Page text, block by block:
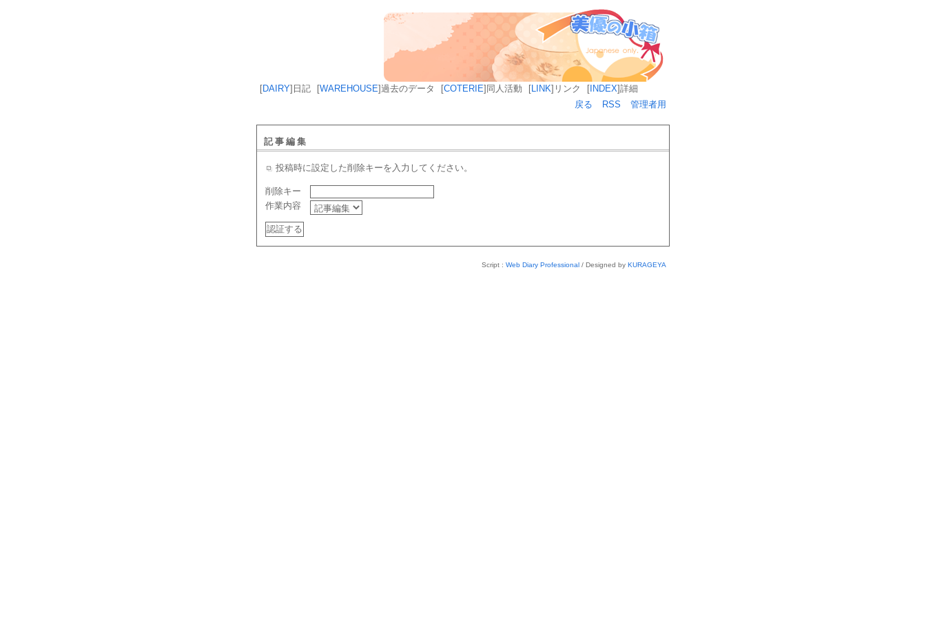
[DAIRY] 日記 [WAREHOUSE]過去のデータ [COTERIE] 同人活動 [LINK] リンク [ INDEX]詳細
戻る
RSS 管理者用
記事編集
投稿時に設定した削除キーを入力してください。
削除キー
作業内容
Script : Web Diary Professional / Designed by KURAGEYA